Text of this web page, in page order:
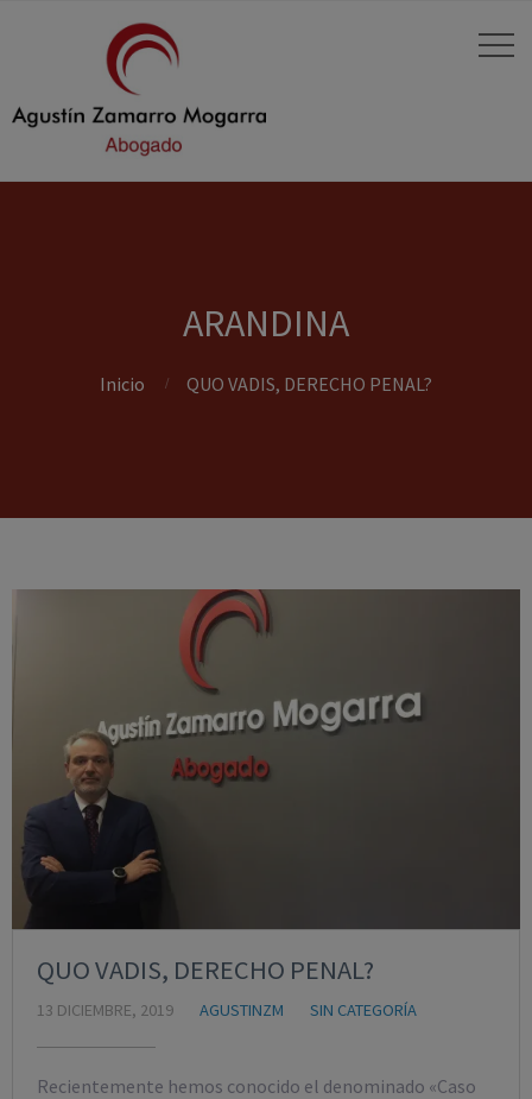
ARANDINA
Inicio QUO VADIS, DERECHO PENAL?
QUO VADIS, DERECHO PENAL?
13 DICIEMBRE, 2019 AGUSTINZM SIN CATEGORÍA
Recientemente hemos conocido el denominado «Caso